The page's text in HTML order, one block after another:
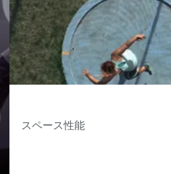
スペース性能